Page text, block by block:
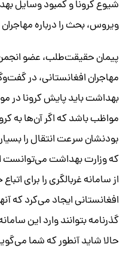
شیوع کرونا و کمبود وسایل
ویروس، بحث را درباره
پیمان حقیقت‌طلب، عضو انجمن
مهاجران افغانستانی، در
بهداشت باید پایش کرونا در
مواظب باشد که اگر آن‌ها به
بودنشان سرعت انتقال را
که وزارت بهداشت می‌توانست
از سامانه غربالگری را برای
افغانستانی ایجاد می‌کرد که
گذرنامه بتوانند وارد این
حالا شاید آنطور که شما